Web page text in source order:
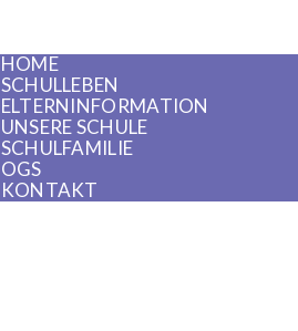
HOME
SCHULLEBEN
ELTERNINFORMATION
UNSERE SCHULE
SCHULFAMILIE
OGS
KONTAKT